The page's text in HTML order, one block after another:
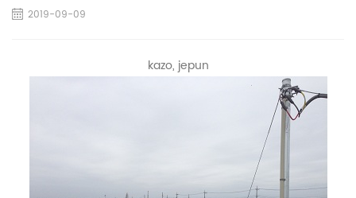
2019-09-09
kazo, jepun